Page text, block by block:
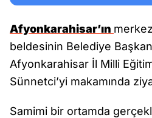
Afyonkarahisar’ın
beldesinin Belediye
Afyonkarahisar İl Milli
Sünnetci’yi makamında
Samimi bir ortamda